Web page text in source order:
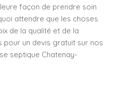
façon de prendre soin
attendre que les choses
de la qualité et de la
pour un devis gratuit sur nos
septique Chatenay-